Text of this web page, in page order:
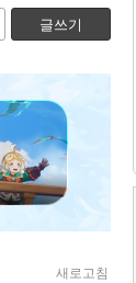
글쓰기
새로고침